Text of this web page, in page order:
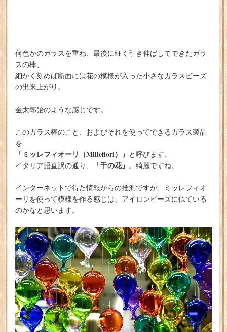
何色かのガラスを重ね、最後に細く引き伸ばしてできたガラ
スの棒、
細かく刻めば断面には花の模様が入った小さなガラスビーズ
の出来上がり。
金太郎飴のような感じです。
このガラス棒のこと、およびそれを使ってできるガラス製品
を
「ミッレフィオーリ（Millefiori）」 と呼びます。
イタリア語直訳の通り、
「千の花」 。綺麗ですね。
インターネットで得た情報からの推測ですが、ミッレフィオ
ーリを使って模様を作る感じは、アイロンビーズに似ている
のかなと思います。